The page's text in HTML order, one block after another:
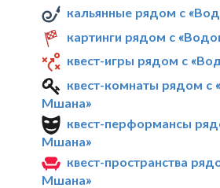
кальянные рядом с
картинги рядом с
квест-игры рядом с
квест-комнаты рядом с
Мшана»
квест-перформансы
Мшана»
квест-пространства
Мшана»